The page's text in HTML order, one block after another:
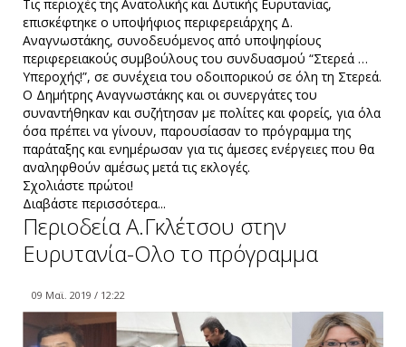
Τις περιοχές της Ανατολικής και Δυτικής Ευρυτανίας,
επισκέφτηκε ο υποψήφιος περιφερειάρχης Δ.
Αναγνωστάκης, συνοδευόμενος από υποψηφίους
περιφερειακούς συμβούλους του συνδυασμού “Στερεά …
Υπεροχής!”, σε συνέχεια του οδοιπορικού σε όλη τη Στερεά.
Ο Δημήτρης Αναγνωστάκης και οι συνεργάτες του
συναντήθηκαν και συζήτησαν με πολίτες και φορείς, για όλα
όσα πρέπει να γίνουν, παρουσίασαν το πρόγραμμα της
παράταξης και ενημέρωσαν για τις άμεσες ενέργειες που θα
αναληφθούν αμέσως μετά τις εκλογές.
Σχολιάστε πρώτοι!
Διαβάστε περισσότερα...
Περιοδεία Α.Γκλέτσου στην
Ευρυτανία-Ολο το πρόγραμμα
09 Μαϊ. 2019 / 12:22